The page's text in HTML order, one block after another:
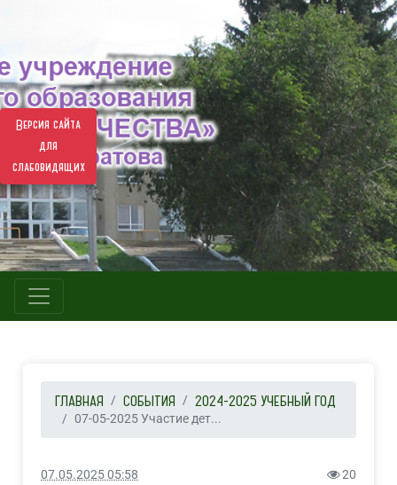
Версия сайта
для
слабовидящих
ГЛАВНАЯ СОБЫТИЯ 2024-2025 УЧЕБНЫЙ ГОД
07-05-2025 Участие дет...
07.05.2025 05:58 20